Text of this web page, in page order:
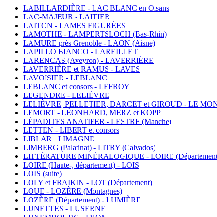
LABILLARDIÈRE - LAC BLANC en Oisans
LAC-MAJEUR - LAITIER
LAITON - LAMES FIGURÉES
LAMOTHE - LAMPERTSLOCH (Bas-Rhin)
LAMURE près Grenoble - LAON (Aisne)
LAPILLO BIANCO - LAREILLET
LARENCAS (Aveyron) - LAVERRIÈRE
LAVERRIÈRE et RAMUS - LAVES
LAVOISIER - LEBLANC
LEBLANC et consors - LEFROY
LEGENDRE - LELIÈVRE
LELIÈVRE, PELLETIER, DARCET et GIROUD - LE
LEMORT - LÉONHARD, MERZ et KOPP
LÉPADITES ANATIFER - LESTRE (Manche)
LETTEN - LIBERT et consors
LIBLAR - LIMAGNE
LIMBERG (Palatinat) - LITRY (Calvados)
LITTÉRATURE MINÉRALOGIQUE - LOIRE
LOIRE (Haute-, département) - LOIS
LOIS (suite)
LOLY et FRAIKIN - LOT (Département)
LOUE - LOZÈRE (Montagnes)
LOZÈRE (Département) - LUMIÈRE
LUNETTES - LUSERNE